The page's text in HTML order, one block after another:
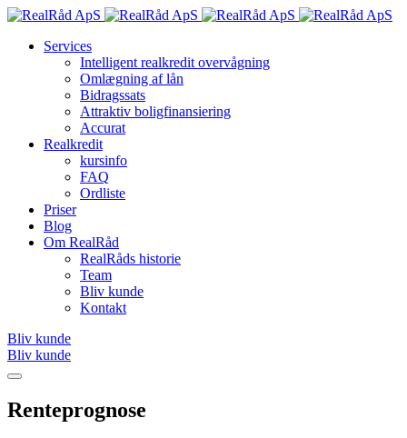
Services
Intelligent realkredit overvågning
Omlægning af lån
Bidragssats
Attraktiv boligfinansiering
Accurat
Realkredit
kursinfo
FAQ
Ordliste
Priser
Blog
Om RealRåd
RealRåds historie
Team
Bliv kunde
Kontakt
Bliv kunde
Bliv kunde
Renteprognose